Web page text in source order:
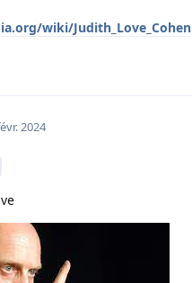
wiki/Judith_Love_Cohen
2024